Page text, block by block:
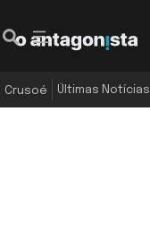
Crusoé Últimas Notícias